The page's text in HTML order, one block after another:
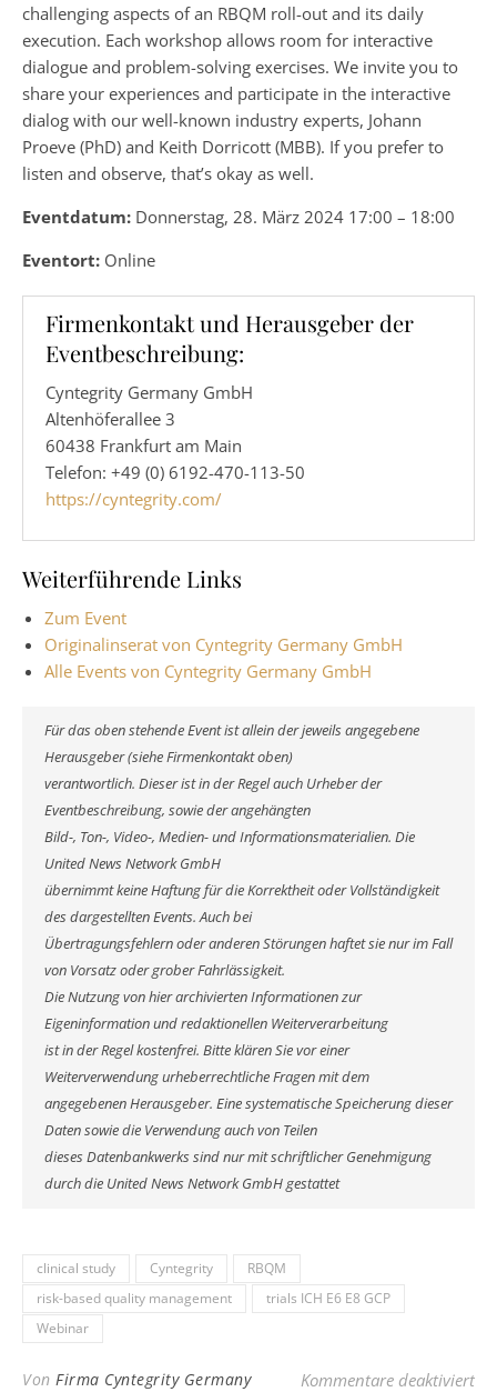
challenging aspects of an RBQM roll-out and its daily
execution. Each workshop allows room for interactive
dialogue and problem-solving exercises. We invite you to
share your experiences and participate in the interactive
dialog with our well-known industry experts, Johann
Proeve (PhD) and Keith Dorricott (MBB). If you prefer to
listen and observe, that’s okay as well.
Eventdatum: Donnerstag, 28. März 2024 17:00 – 18:00
Eventort: Online
Firmenkontakt und Herausgeber der
Eventbeschreibung:
Cyntegrity Germany GmbH
Altenhöferallee 3
60438 Frankfurt am Main
Telefon: +49 (0) 6192-470-113-50
https://cyntegrity.com/
Weiterführende Links
Zum Event
Originalinserat von Cyntegrity Germany GmbH
Alle Events von Cyntegrity Germany GmbH
Für das oben stehende Event ist allein der jeweils angegebene
Herausgeber (siehe Firmenkontakt oben)
verantwortlich. Dieser ist in der Regel auch Urheber der
Eventbeschreibung, sowie der angehängten
Bild-, Ton-, Video-, Medien- und Informationsmaterialien. Die
United News Network GmbH
übernimmt keine Haftung für die Korrektheit oder Vollständigkeit
des dargestellten Events. Auch bei
Übertragungsfehlern oder anderen Störungen haftet sie nur im Fall
von Vorsatz oder grober Fahrlässigkeit.
Die Nutzung von hier archivierten Informationen zur
Eigeninformation und redaktionellen Weiterverarbeitung
ist in der Regel kostenfrei. Bitte klären Sie vor einer
Weiterverwendung urheberrechtliche Fragen mit dem
angegebenen Herausgeber. Eine systematische Speicherung dieser
Daten sowie die Verwendung auch von Teilen
dieses Datenbankwerks sind nur mit schriftlicher Genehmigung
durch die United News Network GmbH gestattet
clinical study Cyntegrity
RBQM
risk-based quality management
trials ICH E6 E8 GCP
Webinar
Von Firma Cyntegrity Germany Kommentare deaktiviertfür